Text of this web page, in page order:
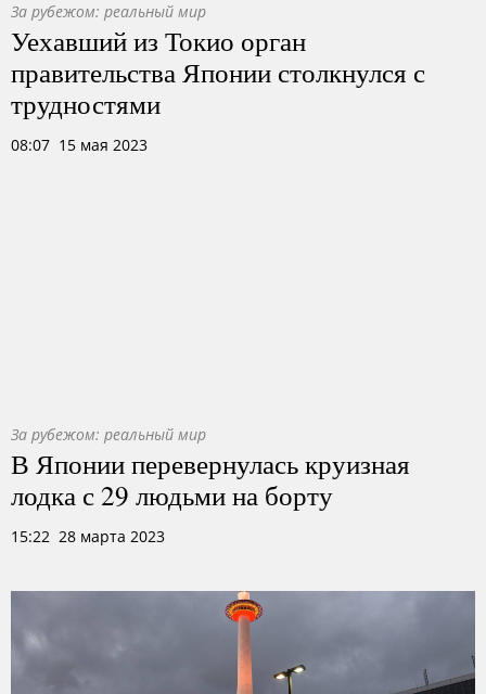
За рубежом: реальный мир
Уехавший из Токио орган
правительства Японии столкнулся с
трудностями
08:07 15 мая 2023
За рубежом: реальный мир
В Японии перевернулась круизная
лодка с 29 людьми на борту
15:22 28 марта 2023